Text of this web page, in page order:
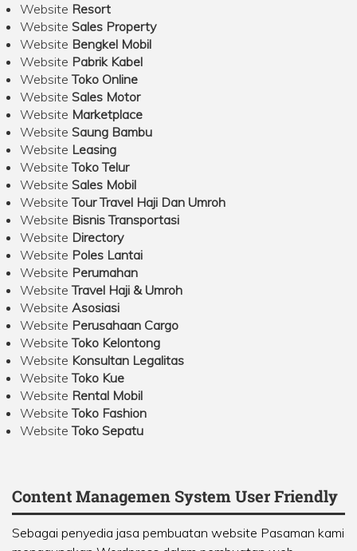
Website Resort
Website Sales Property
Website Bengkel Mobil
Website Pabrik Kabel
WebsiteToko Online
Website Sales Motor
Website Marketplace
Website Saung Bambu
Website Leasing
WebsiteToko Telur
Website Sales Mobil
WebsiteTour Travel Haji Dan Umroh
Website Bisnis Transportasi
Website Directory
Website Poles Lantai
Website Perumahan
WebsiteTravel Haji & Umroh
Website Asosiasi
Website Perusahaan Cargo
WebsiteToko Kelontong
Website Konsultan Legalitas
WebsiteToko Kue
Website Rental Mobil
WebsiteToko Fashion
WebsiteToko Sepatu
Content Managemen System User Friendly
Sebagai penyedia jasa pembuatan website Pasaman kami